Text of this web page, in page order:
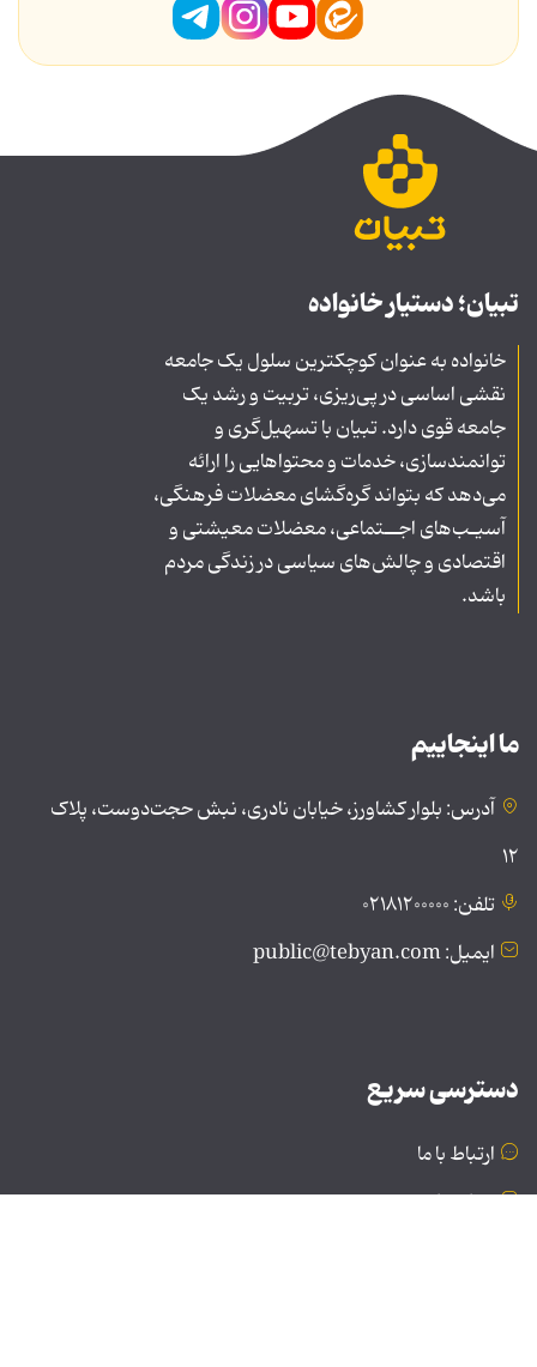
تبیان؛ دستیار خانواده
خانواده به عنوان کوچکترین سلول یک جامعه
نقشی اساسی در پی‌ریزی، تربیت و رشد یک
جامعه قوی دارد. تبیان با تسهیل‌گری و
توانمندسازی، خدمات و محتواهایی را ارائه
می‌دهد که بتواند گره‌گشای معضلات فرهنگی،
آسیـب‌های اجــتماعی، معضلات معیشتی و
اقتصادی و چالش‌های سیاسی در زندگی مردم
باشد.
ما اینجاییم
آدرس: بلوار کشاورز، خیابان نادری، نبش حجت‌دوست، پلاک
۱۲
تلفن: ۰۲۱۸۱۲۰۰۰۰۰
ایمیل: public@tebyan.com
دسترسی سریع
ارتباط با ما
درباره ما